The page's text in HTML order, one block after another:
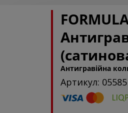
Антигравійна
Артикул: 05585